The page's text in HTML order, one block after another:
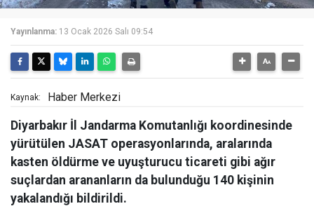
Yayınlanma: 13 Ocak 2026 Salı 09:54
Kaynak: Haber Merkezi
Diyarbakır İl Jandarma Komutanlığı koordinesinde
yürütülen JASAT operasyonlarında, aralarında
kasten öldürme ve uyuşturucu ticareti gibi ağır
suçlardan arananların da bulunduğu 140 kişinin
yakalandığı bildirildi.